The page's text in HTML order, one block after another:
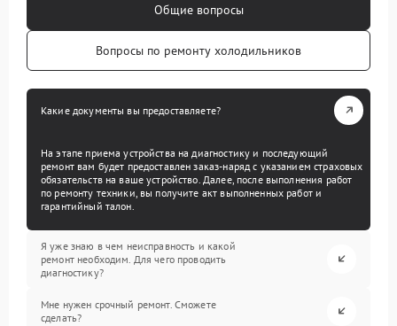
Общие вопросы
Вопросы по ремонту холодильников
Какие документы вы предоставляете?
На этапе приема устройства на диагностику и последующий
ремонт вам будет предоставлен заказ-наряд с указанием страховых
обязательств на ваше устройство. Далее, после выполнения работ
по ремонту техники, вы получите акт выполненных работ и
гарантийный талон.
Я уже знаю в чем неисправность и какой
ремонт необходим. Для чего проводить
диагностику?
Мне нужен срочный ремонт. Сможете
сделать?